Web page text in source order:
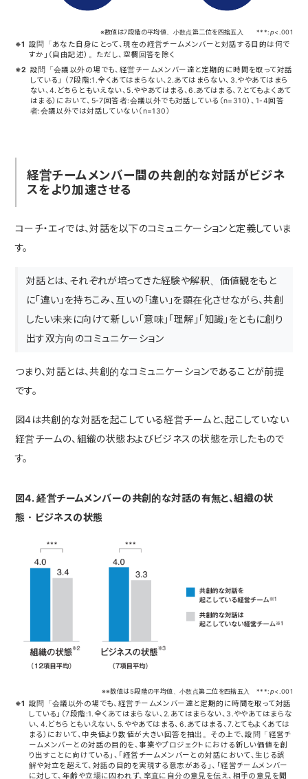
※数値は7段階の平均値、小数点第二位を四捨五入 ***:p<.001
※1 設問「あなた自身にとって、現在の経営チームメンバーと対話する目的は何で
すか」（自由記述）。ただし、空欄回答を除く
※2 設問「会議以外の場でも、経営チームメンバー達と定期的に時間を取って対話
している」 （7段階:1.全くあてはまらない、2.あてはまらない、3.ややあてはまら
ない、4.どちらともいえない、5.ややあてはまる、6.あてはまる、7.とてもよくあて
はまる）において、5-7回答者:会議以外でも対話している（n=310）、1-4回答
者:会議以外では対話していない（n=130）
経営チームメンバー間の共創的な対話がビジネ
スをより加速させる
コーチ・エィでは、対話を以下のコミュニケーションと定義していま
す。
対話とは、それぞれが培ってきた経験や解釈、価値観をもと
に「違い」を持ちこみ、互いの「違い」を顕在化させながら、共創
したい未来に向けて新しい「意味」「理解」「知識」をともに創り
出す双方向のコミュニケーション
つまり、対話とは、共創的なコミュニケーションであることが前提
です。
図4は共創的な対話を起こしている経営チームと、起こしていない
経営チームの、組織の状態およびビジネスの状態を示したもので
す。
図4. 経営チームメンバーの共創的な対話の有無と、組織の状
態・ビジネスの状態
※※数値は5段階の平均値、小数点第二位を四捨五入 ***:p<.001
※1 設問「会議以外の場でも、経営チームメンバー達と定期的に時間を取って対話
している」（7段階:1.全くあてはまらない、2.あてはまらない、3.ややあてはまらな
い、4.どちらともいえない、5.ややあてはまる、6.あてはまる、7.とてもよくあては
まる）において、中央値より数値が大きい回答を抽出。その上で、設問「経営チ
ームメンバーとの対話の目的を、事業やプロジェクトにおける新しい価値を創
り出すことに向けている」、「経営チームメンバーとの対話において、生じる誤
解や対立を超えて、対話の目的を実現する意志がある」、「経営チームメンバー
に対して、年齢や立場に囚われず、率直に自分の意見を伝え、相手の意見を聞